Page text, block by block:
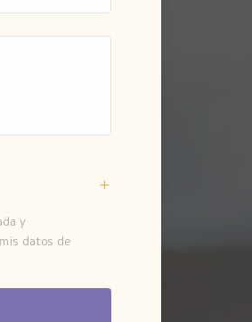
y
datos de